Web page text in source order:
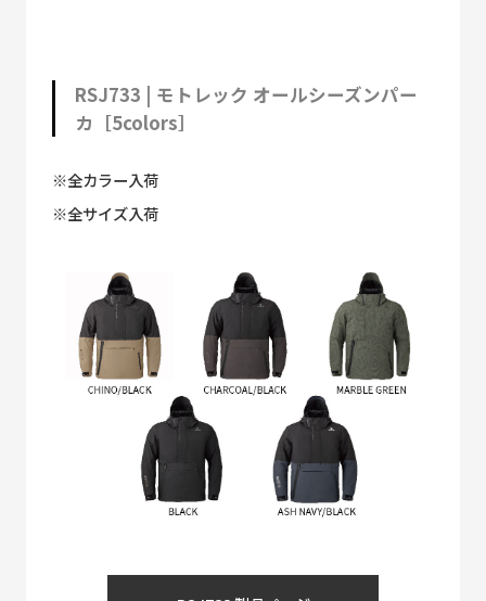
RSJ733 | モトレック オールシーズンパー
カ［5colors］
※全カラー入荷
※全サイズ入荷